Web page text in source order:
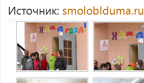
Источник: smoloblduma.ru